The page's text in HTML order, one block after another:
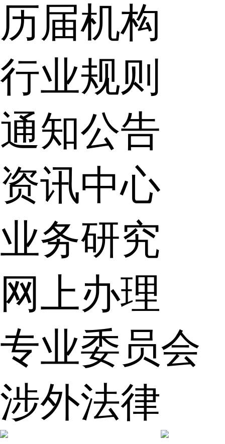
历届机构
行业规则
通知公告
资讯中心
业务研究
网上办理
专业委员会
涉外法律